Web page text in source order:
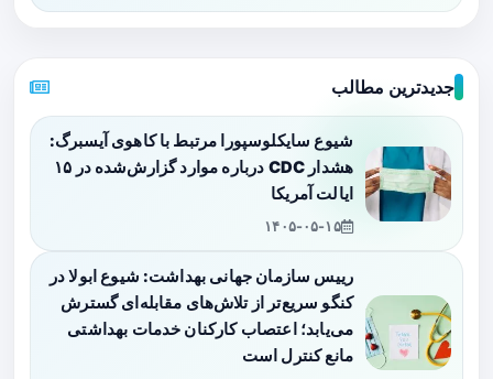
جدیدترین مطالب
شیوع سایکلوسپورا مرتبط با کاهوی آیسبرگ:
هشدار CDC درباره موارد گزارش‌شده در ۱۵
ایالت آمریکا
۱۴۰۵-۰۵-۱۵
رییس سازمان جهانی بهداشت: شیوع ابولا در
کنگو سریع‌تر از تلاش‌های مقابله‌ای گسترش
می‌یابد؛ اعتصاب کارکنان خدمات بهداشتی
مانع کنترل است